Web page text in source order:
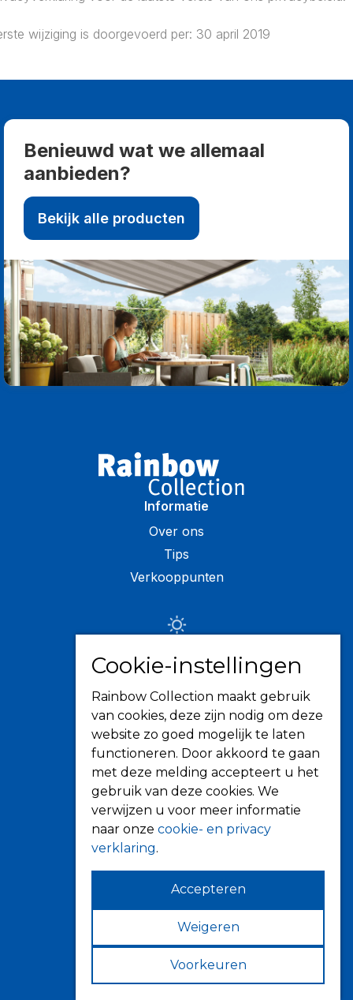
wijziging is doorgevoerd per: 30 april 2019
Benieuwd wat we allemaal
aanbieden?
Bekijk alle producten
Informatie
Over ons
Tips
Verkooppunten
Knikarmschermen
Uitvalschermen
Rolluiken
Screens
Terrasoverkapping
Verandazonwering
Markiezen
Horren
Contact
4143 HJ Leerdam
Cookie-instellingen
Rainbow Collection maakt gebruik
van cookies, deze zijn nodig om deze
website zo goed mogelijk te laten
functioneren. Door akkoord te gaan
met deze melding accepteert u het
gebruik van deze cookies. We
verwijzen u voor meer informatie
naar onze cookie- en privacy
verklaring.
Accepteren
Weigeren
Voorkeuren